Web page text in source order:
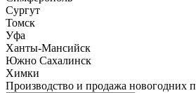
Сургут
Томск
Уфа
Ханты-Мансийск
Южно Сахалинск
Химки
Производство и продажа новогодних